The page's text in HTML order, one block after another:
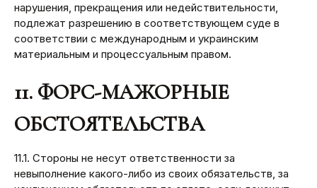
нарушения, прекращения или недействительности,
подлежат разрешению в соответствующем суде в
соответствии с международным и украинским
материальным и процессуальным правом.
11. ФОРС-МАЖОРНЫЕ
ОБСТОЯТЕЛЬСТВА
11.1. Стороны не несут ответственности за
невыполнение какого-либо из своих обязательств, за